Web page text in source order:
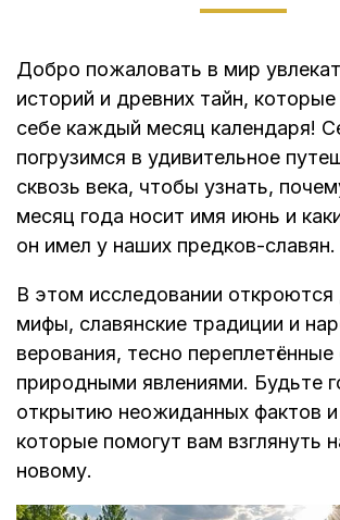
Добро пожаловать в мир
историй и древних тайн,
себе каждый месяц календаря!
погрузимся в удивительное
сквозь века, чтобы узнать,
месяц года носит имя июнь и
он имел у наших предков-славян.
В этом исследовании откроются
мифы, славянские традиции и
верования, тесно переплетённые
природными явлениями. Будьте
открытию неожиданных фактов и
которые помогут вам взглянуть
новому.